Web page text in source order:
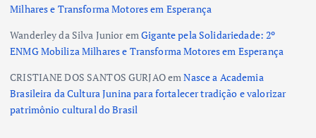
Milhares e Transforma Motores em Esperança
Wanderley da Silva JunioremGigante pela Solidariedade: 2º
ENMG Mobiliza Milhares e Transforma Motores em Esperança
CRISTIANE DOS SANTOS GURJAOemNasce a Academia
Brasileira da Cultura Junina para fortalecer tradição e valorizar
patrimônio cultural do Brasil